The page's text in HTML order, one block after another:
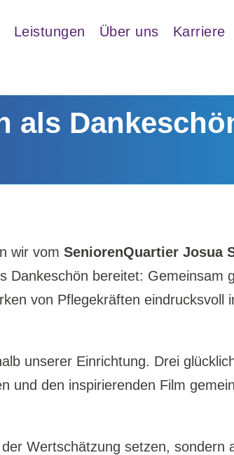
Leistungen Über uns Karriere
als
wir vom SeniorenQuartier Josua
Dankeschön bereitet: Gemeinsam
von Pflegekräften eindrucksvoll
unserer Einrichtung. Drei
und den inspirierenden Film
Wertschätzung setzen, sondern